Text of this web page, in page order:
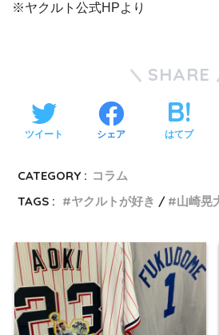
※ヤクルト公式HPより
SHARE
ツイート シェア はてブ
CATEGORY : コラム
TAGS :
ヤクルトが好き 山崎晃